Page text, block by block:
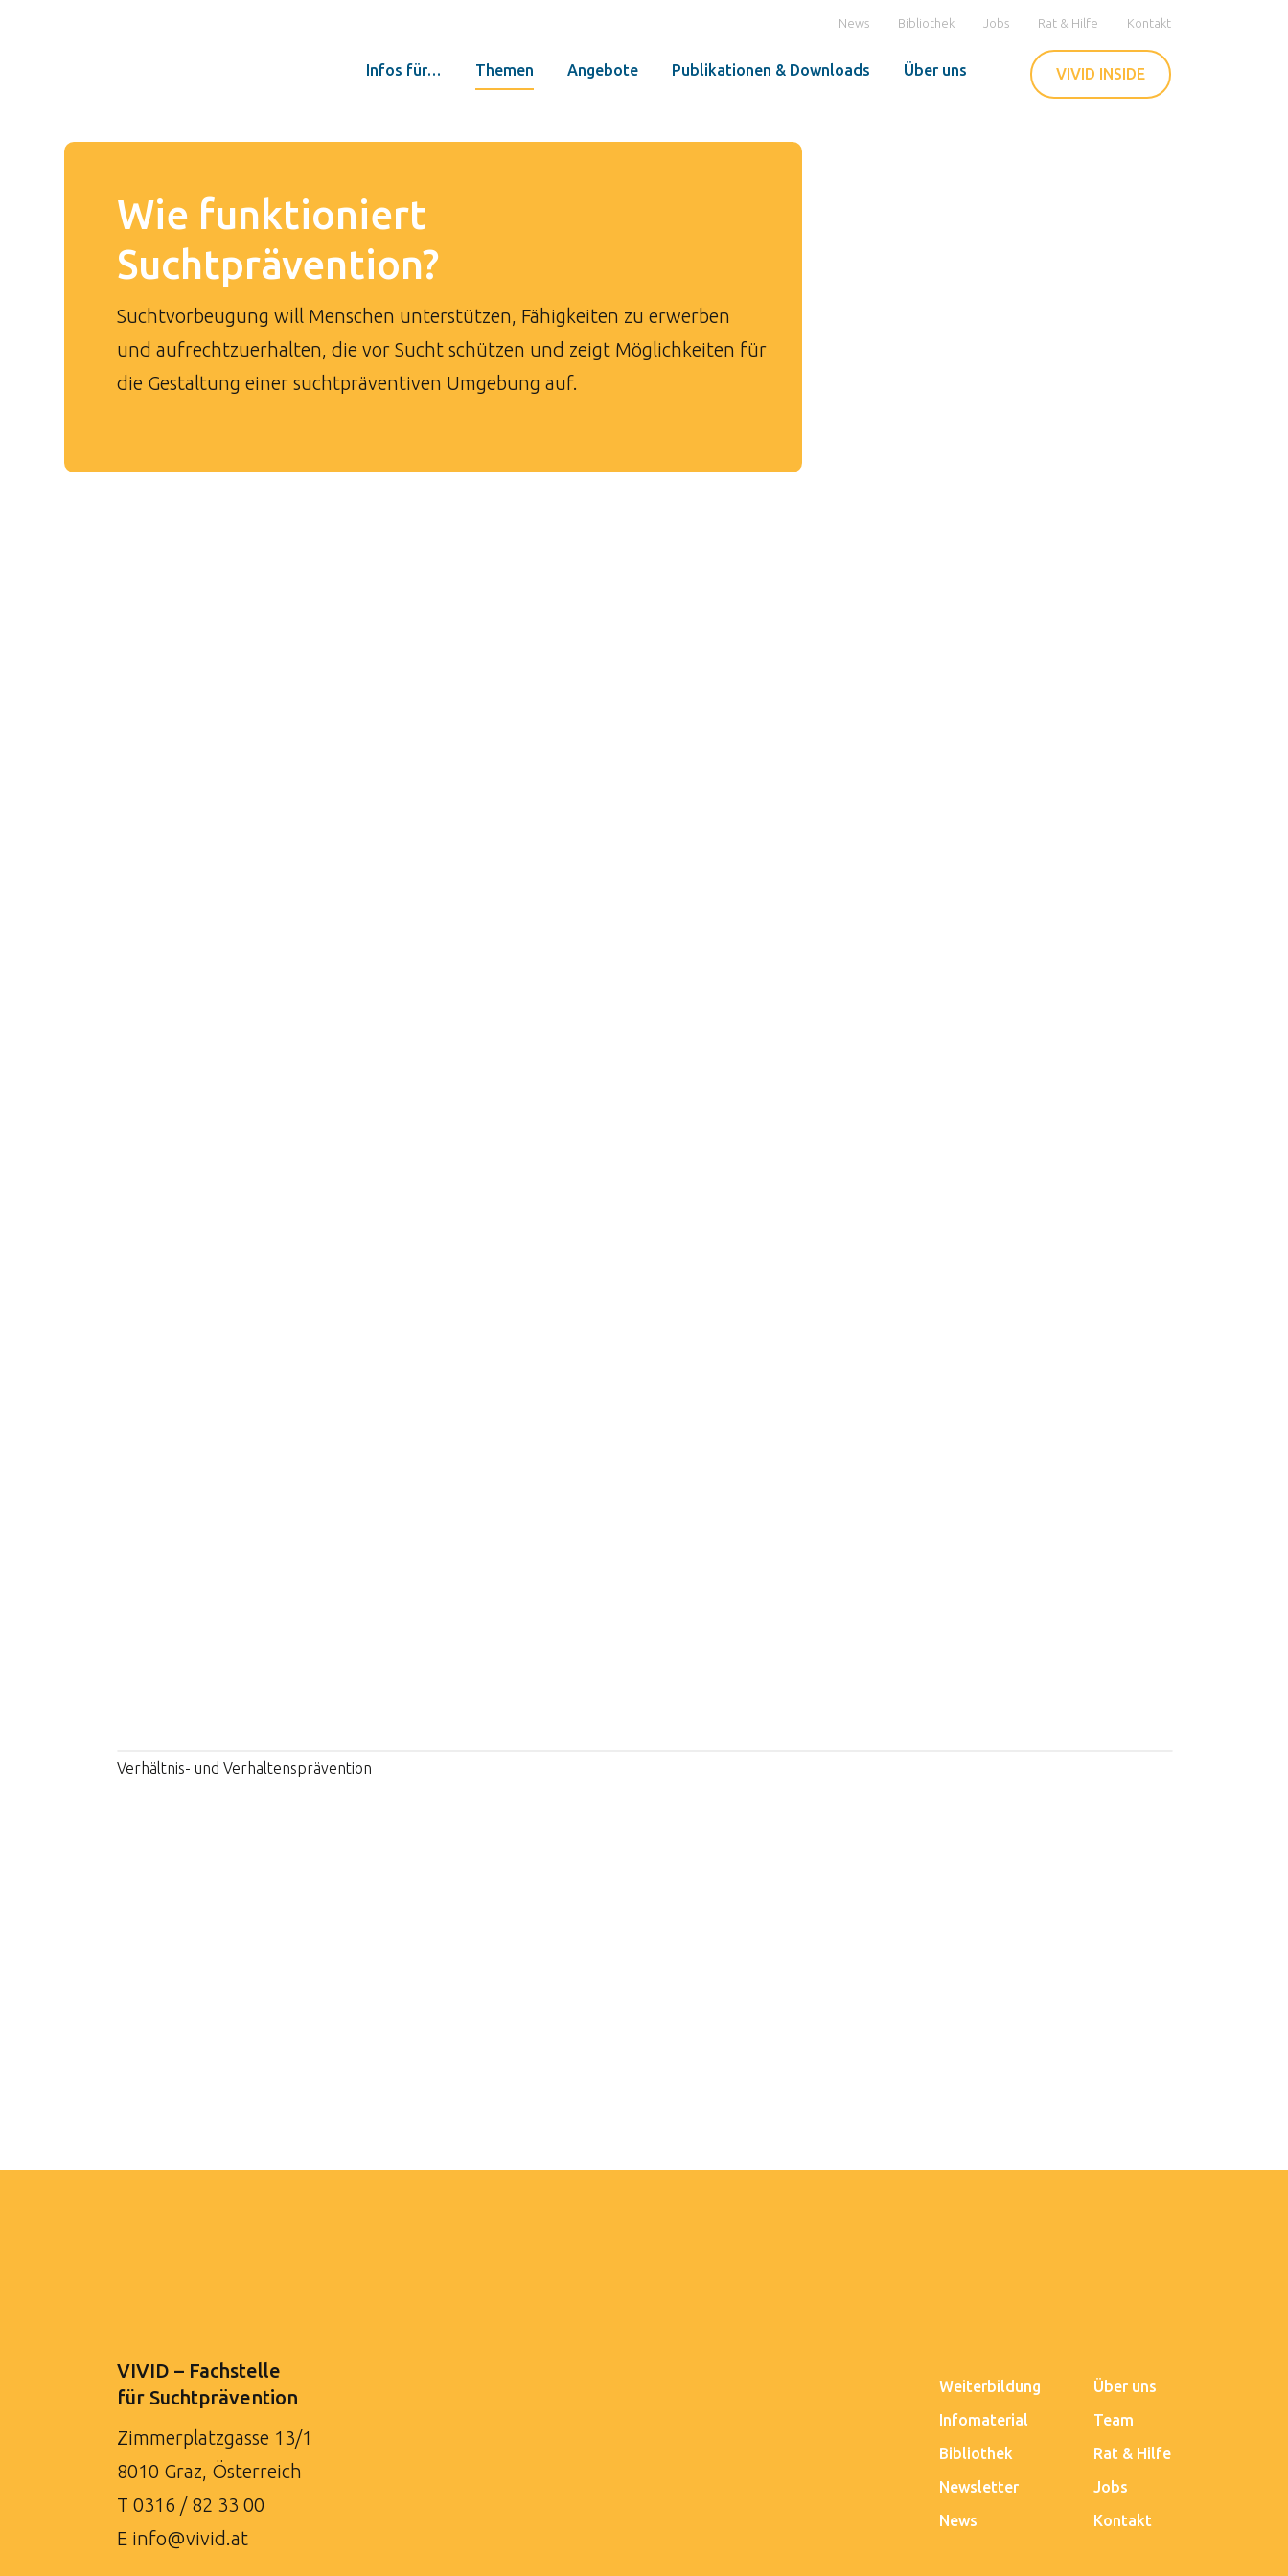
News Bibliothek Jobs Rat & Hilfe Kontakt
Infos für… Themen Angebote Publikationen & Downloads Über uns VIVID INSIDE
Wie funktioniert
Suchtprävention?
Suchtvorbeugung will Menschen unterstützen, Fähigkeiten zu erwerben
und aufrechtzuerhalten, die vor Sucht schützen und zeigt Möglichkeiten für
die Gestaltung einer suchtpräventiven Umgebung auf.
Verhältnis- und Verhaltensprävention
VIVID – Fachstelle
für Suchtprävention
Zimmerplatzgasse 13/1
8010 Graz, Österreich
T 0316 / 82 33 00
E info@vivid.at
Über uns
Team
Rat & Hilfe
Jobs
Kontakt
Weiterbildung
Infomaterial
Bibliothek
Newsletter
News